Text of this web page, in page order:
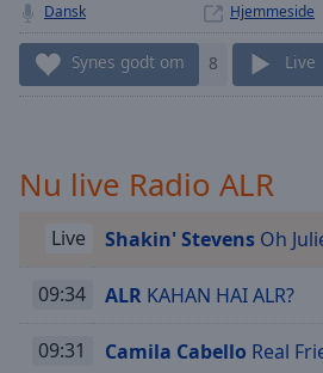
Seek to
live,
currently
behind
liveLIVE
Playback
Chapters
Dansk Hjemmeside
Synes godt om 8 Live
Nu live Radio ALR
Live Shakin' Stevens Oh
09:34 ALR KAHAN HAI ALR?
09:31 Camila Cabello Real